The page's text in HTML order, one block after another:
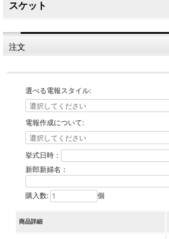
スケット
注文
選べる電報スタイル:
電報作成について:
挙式日時：
新郎新婦名：
購入数: 個
商品詳細